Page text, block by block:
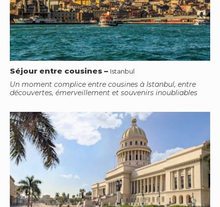
Séjour entre cousines – Istanbul
Un moment complice entre cousines à Istanbul, entre
découvertes, émerveillement et souvenirs inoubliables